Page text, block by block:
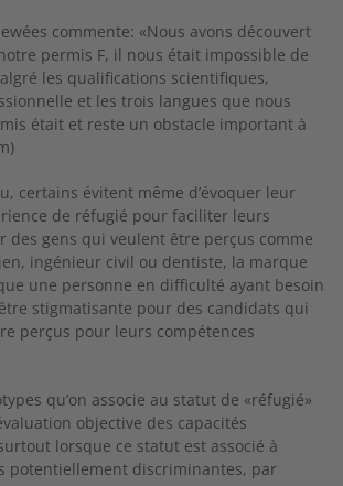
commente: «Nous avons découvert
permis F, il nous était impossible de
les qualifications scientifiques,
et les trois langues que nous
était et reste un obstacle important à
certains évitent même d’évoquer leur
de réfugié pour faciliter leurs
des gens qui veulent être perçus comme
ingénieur civil ou dentiste, la marque
une personne en difficulté ayant besoin
stigmatisante pour des candidats qui
perçus pour leurs compétences
qu’on associe au statut de «réfugié»
objective des capacités
lorsque ce statut est associé à
potentiellement discriminantes, par